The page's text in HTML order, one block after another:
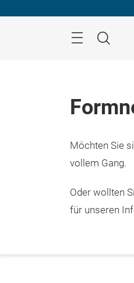
Suche
Möchten Sie
vollem Gang.
Oder wollten
für unseren